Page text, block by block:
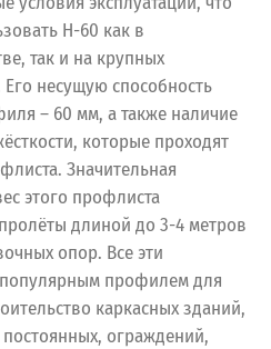
Н-60 как в
так и на крупных
несущую способность
– 60 мм, а также наличие
которые проходят
Значительная
этого профлиста
длиной до 3-4 метров
опор. Все эти
профилем для
каркасных зданий,
ограждений,